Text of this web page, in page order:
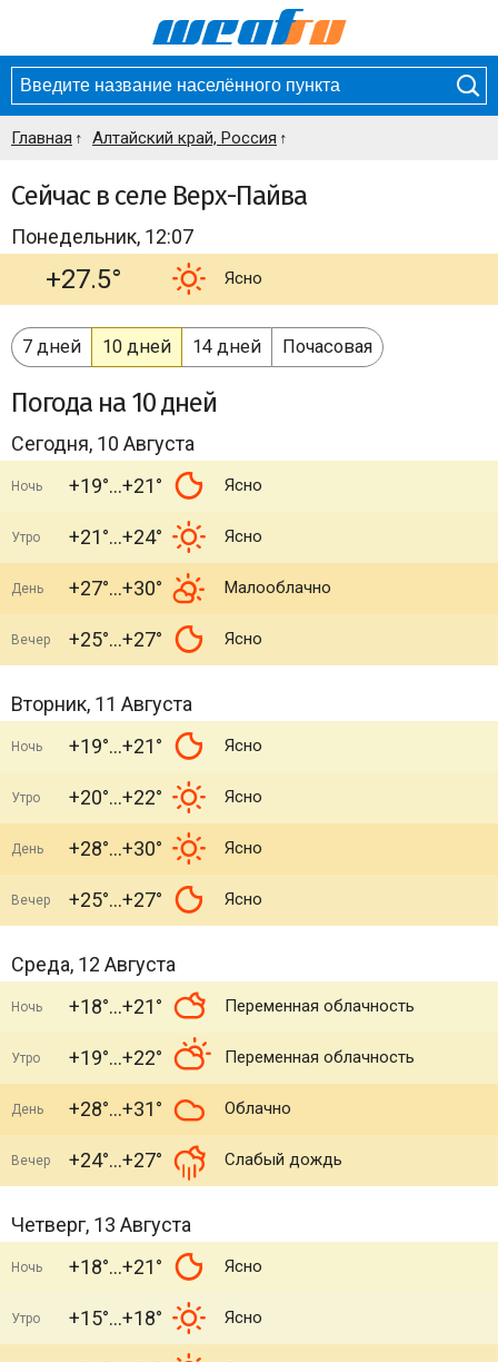
Главная Алтайский край, Россия
Сейчас в селе Верх-Пайва
Понедельник, 12:07
+27.5° Ясно
7 дней 10 дней 14 дней Почасовая
Погода на 10 дней
Сегодня, 10 Августа
Ночь +19° +21° Ясно
Утро +21° +24° Ясно
День +27° +30° Малооблачно
Вечер +25° +27° Ясно
Вторник, 11 Августа
Ночь +19° +21° Ясно
Утро +20° +22° Ясно
День +28° +30° Ясно
Вечер +25° +27° Ясно
Среда, 12 Августа
Ночь +18° +21° Переменная облачность
Утро +19° +22° Переменная облачность
День +28° +31° Облачно
Вечер +24° +27° Слабый дождь
Четверг, 13 Августа
Ночь +18° +21° Ясно
Утро +15° +18° Ясно